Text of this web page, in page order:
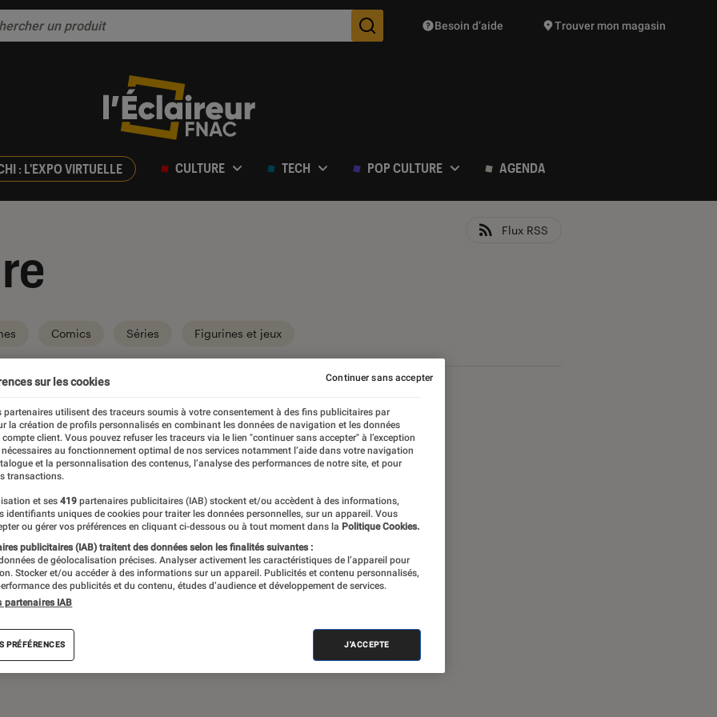
Des suggestions de produits vont vous être proposées
Besoin d’aide Trouver mon magasin
: L'EXPO VIRTUELLE CULTURE TECH POP CULTURE AGENDA
Flux RSS
Comics Séries Figurines et jeux
société, jeux vidéos… Du suivi de
par les critiques et les articles long
le meilleur de l’actualité pop culture
Disney+ Star Wars Apple TV+ LEGO James Bond
sur les cookies
partenaires utilisent des traceurs soumis à votre consentement à des fins publicitaires par
la création de profils personnalisés en combinant les données de navigation et les données
compte client. Vous pouvez refuser les traceurs via le lien "continuer sans accepter" à l’exception
au fonctionnement optimal de nos services notamment l’aide dans votre navigation
et la personnalisation des contenus, l’analyse des performances de notre site, et pour
transactions.
et ses 419 partenaires publicitaires (IAB) stockent et/ou accèdent à des informations,
identifiants uniques de cookies pour traiter les données personnelles, sur un appareil. Vous
ou gérer vos préférences en cliquant ci-dessous ou à tout moment dans la Politique Cookies.
publicitaires (IAB) traitent des données selon les finalités suivantes :
de géolocalisation précises. Analyser activement les caractéristiques de l’appareil pour
Stocker et/ou accéder à des informations sur un appareil. Publicités et contenu personnalisés,
des publicités et du contenu, études d’audience et développement de services.
partenaires IAB
PRÉFÉRENCES J'ACCEPTE
Continuer sans accepter